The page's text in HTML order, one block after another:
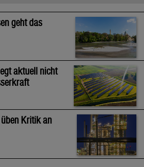
geht das
aktuell nicht
Kritik an